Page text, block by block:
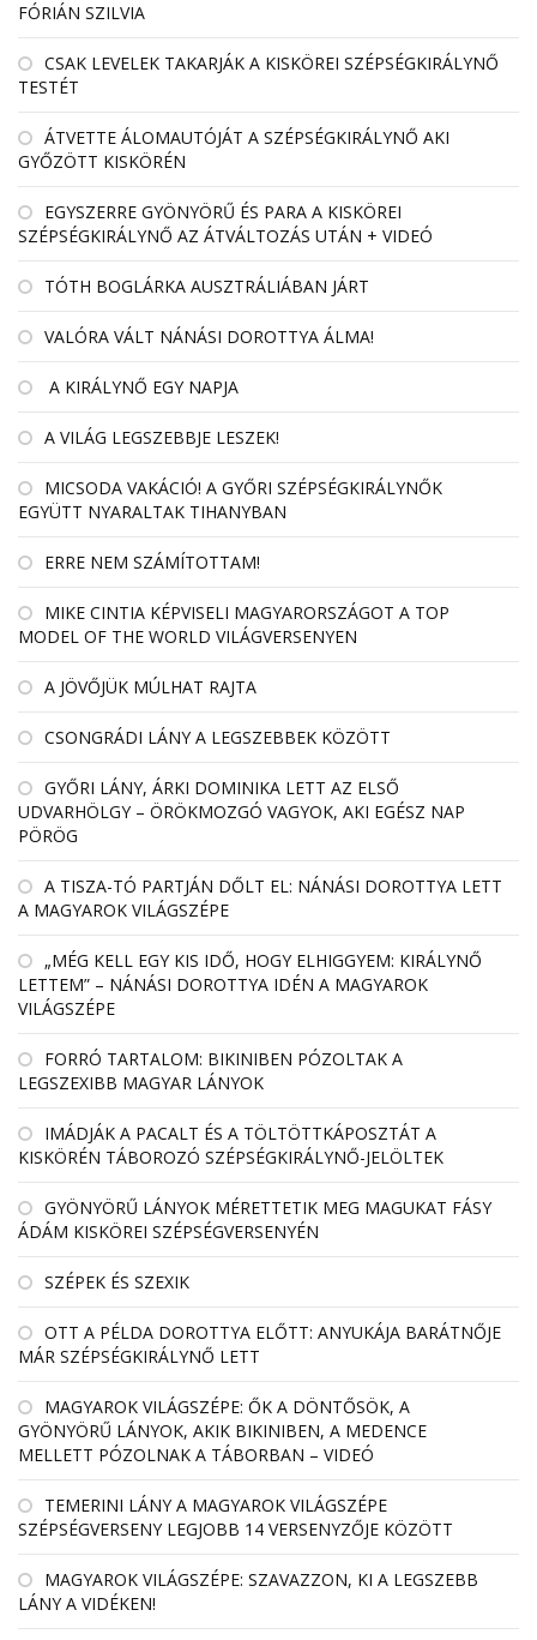
FÓRIÁN SZILVIA
CSAK LEVELEK TAKARJÁK A KISKÖREI SZÉPSÉGKIRÁLYNŐ
TESTÉT
ÁTVETTE ÁLOMAUTÓJÁT A SZÉPSÉGKIRÁLYNŐ AKI
GYŐZÖTT KISKÖRÉN
EGYSZERRE GYÖNYÖRŰ ÉS PARA A KISKÖREI
SZÉPSÉGKIRÁLYNŐ AZ ÁTVÁLTOZÁS UTÁN + VIDEÓ
TÓTH BOGLÁRKA AUSZTRÁLIÁBAN JÁRT
VALÓRA VÁLT NÁNÁSI DOROTTYA ÁLMA!
A KIRÁLYNŐ EGY NAPJA
A VILÁG LEGSZEBBJE LESZEK!
MICSODA VAKÁCIÓ! A GYŐRI SZÉPSÉGKIRÁLYNŐK
EGYÜTT NYARALTAK TIHANYBAN
ERRE NEM SZÁMÍTOTTAM!
MIKE CINTIA KÉPVISELI MAGYARORSZÁGOT A TOP
MODEL OF THE WORLD VILÁGVERSENYEN
A JÖVŐJÜK MÚLHAT RAJTA
CSONGRÁDI LÁNY A LEGSZEBBEK KÖZÖTT
GYŐRI LÁNY, ÁRKI DOMINIKA LETT AZ ELSŐ
UDVARHÖLGY – ÖRÖKMOZGÓ VAGYOK, AKI EGÉSZ NAP
PÖRÖG
A TISZA-TÓ PARTJÁN DŐLT EL: NÁNÁSI DOROTTYA LETT
A MAGYAROK VILÁGSZÉPE
„MÉG KELL EGY KIS IDŐ, HOGY ELHIGGYEM: KIRÁLYNŐ
LETTEM” – NÁNÁSI DOROTTYA IDÉN A MAGYAROK
VILÁGSZÉPE
FORRÓ TARTALOM: BIKINIBEN PÓZOLTAK A
LEGSZEXIBB MAGYAR LÁNYOK
IMÁDJÁK A PACALT ÉS A TÖLTÖTTKÁPOSZTÁT A
KISKÖRÉN TÁBOROZÓ SZÉPSÉGKIRÁLYNŐ-JELÖLTEK
GYÖNYÖRŰ LÁNYOK MÉRETTETIK MEG MAGUKAT FÁSY
ÁDÁM KISKÖREI SZÉPSÉGVERSENYÉN
SZÉPEK ÉS SZEXIK
OTT A PÉLDA DOROTTYA ELŐTT: ANYUKÁJA BARÁTNŐJE
MÁR SZÉPSÉGKIRÁLYNŐ LETT
MAGYAROK VILÁGSZÉPE: ŐK A DÖNTŐSÖK, A
GYÖNYÖRŰ LÁNYOK, AKIK BIKINIBEN, A MEDENCE
MELLETT PÓZOLNAK A TÁBORBAN – VIDEÓ
TEMERINI LÁNY A MAGYAROK VILÁGSZÉPE
SZÉPSÉGVERSENY LEGJOBB 14 VERSENYZŐJE KÖZÖTT
MAGYAROK VILÁGSZÉPE: SZAVAZZON, KI A LEGSZEBB
LÁNY A VIDÉKEN!